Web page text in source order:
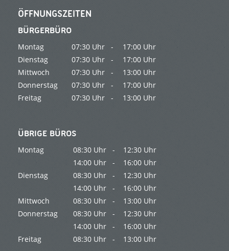
ÖFFNUNGSZEITEN
BÜRGERBÜRO
Montag 07:30 Uhr -
17:00 Uhr
Dienstag
07:30 Uhr -
17:00 Uhr
Mittwoch
07:30 Uhr -
13:00 Uhr
Donnerstag
07:30 Uhr -
17:00 Uhr
Freitag
07:30 Uhr - 13:00 Uhr
ÜBRIGE BÜROS
Montag 08:30 Uhr -
12:30 Uhr
14:00 Uhr -
16:00 Uhr
Dienstag
08:30 Uhr -
12:30 Uhr
14:00 Uhr -
16:00 Uhr
Mittwoch
08:30 Uhr -
13:00 Uhr
Donnerstag
08:30 Uhr -
12:30 Uhr
14:00 Uhr -
16:00 Uhr
Freitag
08:30 Uhr - 13:00 Uhr